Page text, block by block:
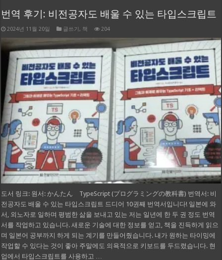
번역 후기: 비전공자도 배울 수 있는 타입스크립트
2024년 11월 20일 글쓰기, 책 204
도서 링크: 원서: かんたん TypeScript (プログラミングの教科書) 번역서: 비
전공자도 배울 수 있는 타입스크립트 드디어 10권째 번역서입니다! 일본에 와
서, 외노자로 일하며 평범한 삶을 보내고 있는 저는 일년에 한 두 권 정도 번역
서를 작업하고 있습니다. 새로운 기술에 대한 정보를 얻고, 책을 진득하게 읽으
며 일본어 공부까지 하게 되는 계기를 만들어줬습니다. 내가 원하는 타이밍에
작업할 수 있다는 것이 좋아 주말에도 의욕적으로 키보드를 두드렸습니다. 현
업에서 타입스크립트를 사용하고 …